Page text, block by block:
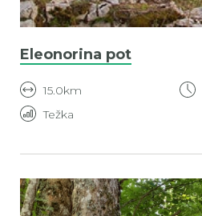
Eleonorina pot
15.0km
Težka